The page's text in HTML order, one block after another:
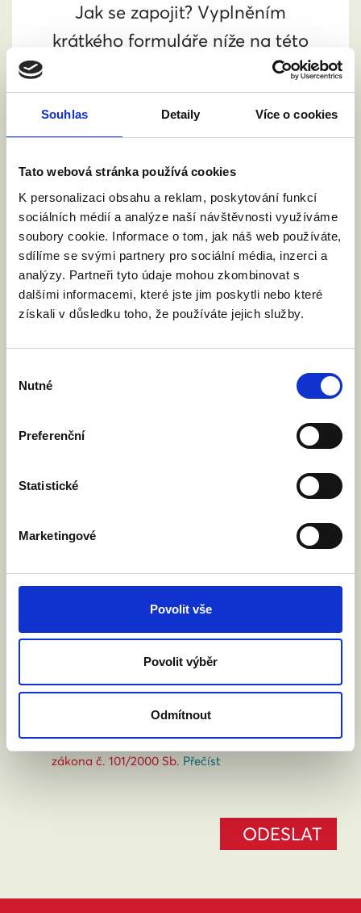
Souhlas Detaily Více o cookies
Tato webová stránka používá cookies
K personalizaci obsahu a reklam, poskytování funkcí
sociálních médií a analýze naší návštěvnosti využíváme
soubory cookie. Informace o tom, jak náš web používáte,
sdílíme se svými partnery pro sociální média, inzerci a
analýzy. Partneři tyto údaje mohou zkombinovat s
dalšími informacemi, které jste jim poskytli nebo které
získali v důsledku toho, že používáte jejich služby.
souhlasu
Nutné
Preferenční
Statistické
Marketingové
Povolit vše
Povolit výběr
Odmítnout
Jak se zapojit? Vyplněním
krátkého formuláře níže na této
PŘÍŠTÍ DVA MĚSÍCE
ROZHODNOU.
Chcete vědět více? Další
informace najdete vnašem
článku.
Váš email:
Kde žijete?(město, PSČ):
Souhlasím se zpracováním osobních údajů podle
zákona č. 101/2000 Sb. Přečíst